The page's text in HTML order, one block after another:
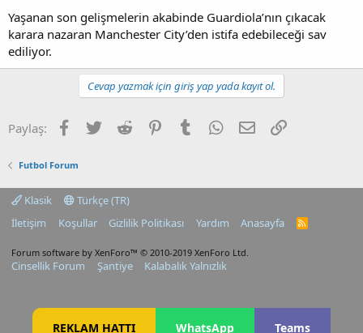
Yaşanan son gelişmelerin akabinde Guardiola’nın çıkacak
karara nazaran Manchester City’den istifa edebileceği sav
ediliyor.
Cevap yazmak için giriş yap yada kayıt ol.
Paylaş: Facebook
TwitterReddit PinterestTumblrWhatsApp
E-postaLink
Futbol Forum
Klasik
Türkçe (TR)
İletişim
Koşullar Gizlilik Politikası Yardım Anasayfa
R
Forum software by XenForo™ © 2010-2019 XenForo Ltd.
Cinsellik Forum Şantiye Kalabalık Yalnızlık
REKLAM HATTI WhatsApp Teams